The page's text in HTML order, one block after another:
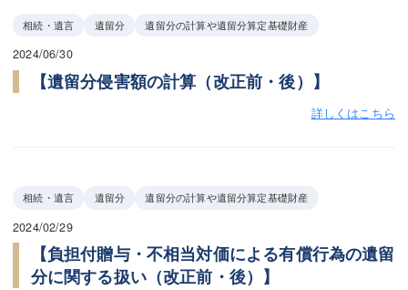
相続・遺言 遺留分 遺留分の計算や遺留分算定基礎財産
2024/06/30
【遺留分侵害額の計算（改正前・後）】
詳しくはこちら
相続・遺言 遺留分 遺留分の計算や遺留分算定基礎財産
2024/02/29
【負担付贈与・不相当対価による有償行為の遺留
分に関する扱い（改正前・後）】